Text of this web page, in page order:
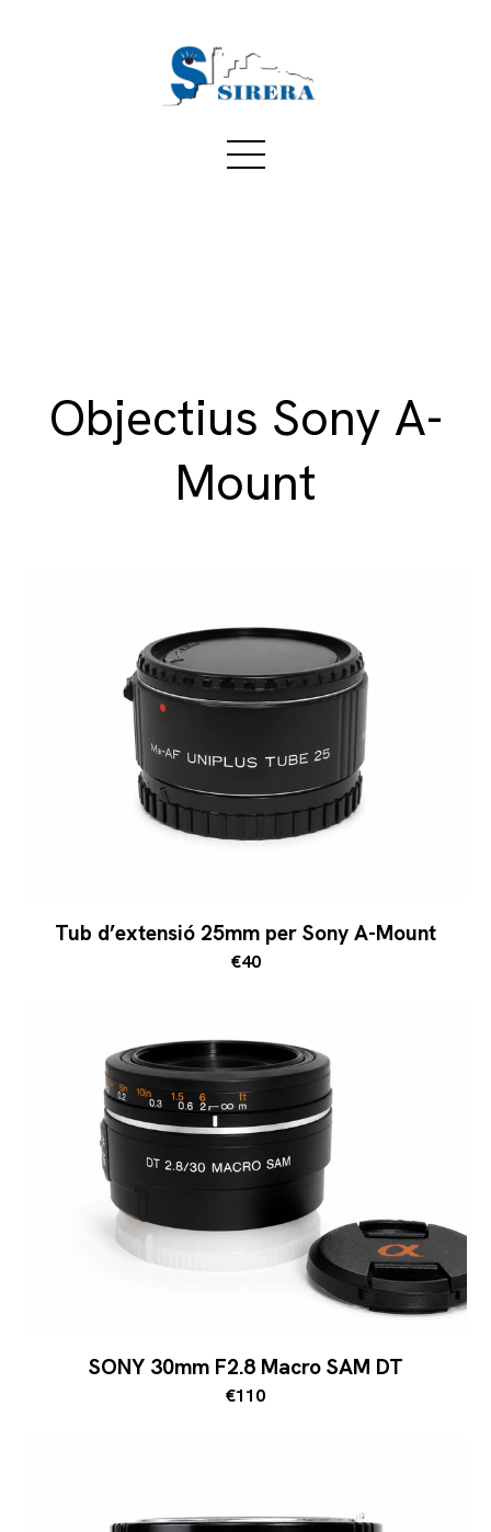
Objectius Sony A-
Mount
Tub d’extensió 25mm per Sony A-Mount
€40
SONY 30mm F2.8 Macro SAM DT
€110